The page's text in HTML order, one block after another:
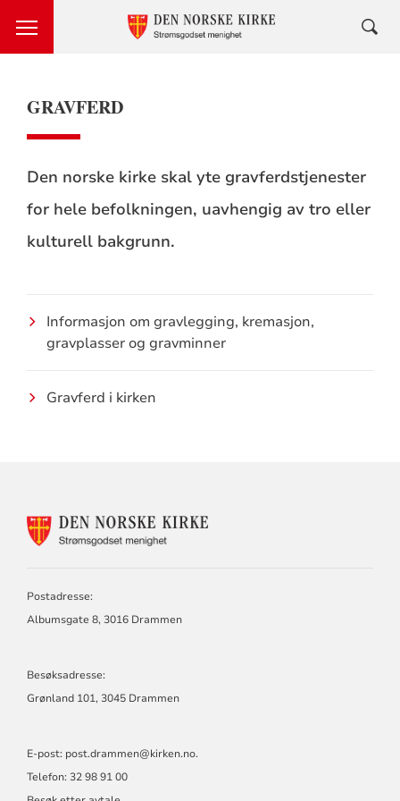
GRAVFERD
Den norske kirke skal yte gravferdstjenester
for hele befolkningen, uavhengig av tro eller
kulturell bakgrunn.
Informasjon om gravlegging, kremasjon,
gravplasser og gravminner
Gravferd i kirken
Postadresse:
Albumsgate 8, 3016 Drammen
Besøksadresse:
Grønland 101, 3045 Drammen
E-post: post.drammen@kirken.no.
Telefon: 32 98 91 00